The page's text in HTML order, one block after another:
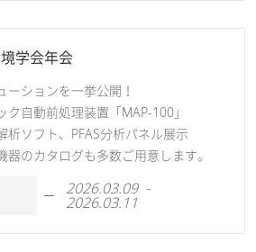
学会年会
ーションを一挙公開！
ク自動前処理装置「MAP-100」
析ソフト、PFAS分析パネル展示
のカタログも多数ご用意します。
2026.03.09 -
2026.03.11